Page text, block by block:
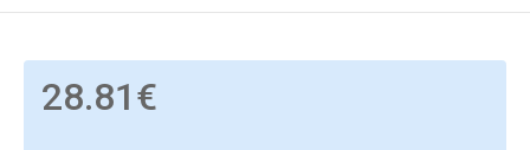
28.81€